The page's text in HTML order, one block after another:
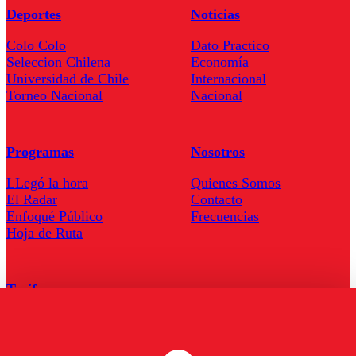
Deportes
Colo Colo
Seleccion Chilena
Universidad de Chile
Torneo Nacional
Noticias
Dato Practico
Economía
Internacional
Nacional
Programas
LLegó la hora
El Radar
Enfoqué Público
Hoja de Ruta
Nosotros
Quienes Somos
Contacto
Frecuencias
Tarifas